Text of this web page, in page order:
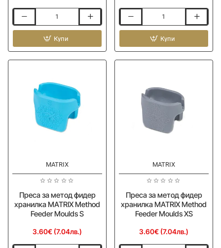
за
фидер
хранилка
Moulds
Купи
за
фидер
хранилка
Moulds
Купи
MATRIX
Преса за метод фидер
хранилка MATRIX Method
Feeder Moulds S
3.60€ (7.04лв.)
MATRIX
Преса за метод фидер
хранилка MATRIX Method
Feeder Moulds XS
3.60€ (7.04лв.)